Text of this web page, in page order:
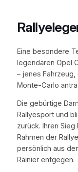
Eine besondere
legendären Opel
– jenes Fahrzeug,
Monte-Carlo
Die gebürtige
Rallyesport und
zurück. Ihren
Rahmen der
persönlich aus
Rainier entgegen.